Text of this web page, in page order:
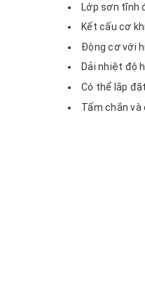
Lớp sơn tĩnh
Kết cấu cơ
Động cơ với
Dải nhiệt độ
Có thể lắp
Tấm chắn